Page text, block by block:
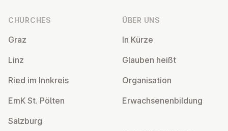
CHURCHES
Graz
Linz
Ried im Innkreis
EmK St. Pölten
Salzburg
ÜBER UNS
In Kürze
Glauben heißt
Or­gan­isa­tion
Er­wach­sen­en­bildung